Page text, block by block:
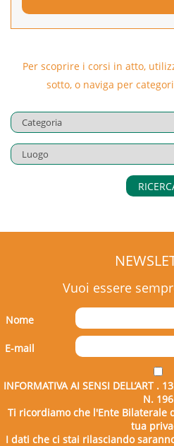
Per scoprire i corsi in atto,
sotto, o naviga per
Vuoi essere
Nome
E-mail
INFORMATIVA AI SENSI DELL’ART .
N. 196
Ti ricordiamo che l'Ente Bilaterale
tua
I dati che ci stai rilasciando